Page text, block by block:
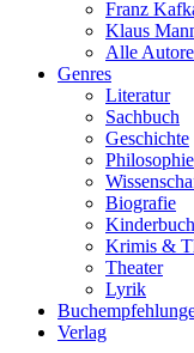
Franz
Klaus
Alle
Genres
Literatur
Sachbuch
Geschichte
Philosophie
Biografie
Kinderbuch
Krimis &
Theater
Lyrik
Verlag